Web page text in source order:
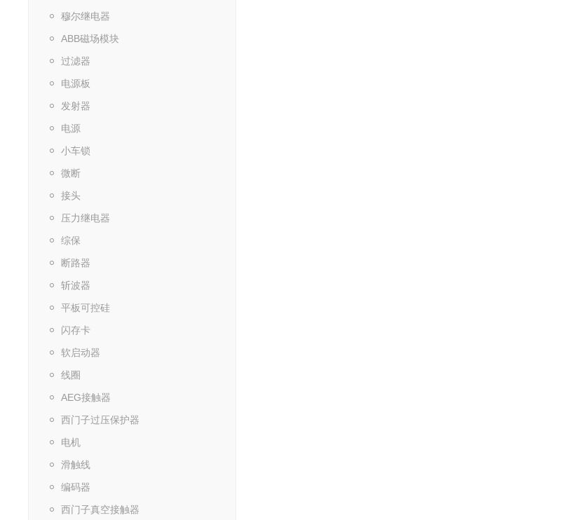
穆尔继电器
ABB磁场模块
过滤器
电源板
发射器
电源
小车锁
微断
接头
压力继电器
综保
断路器
斩波器
平板可控硅
闪存卡
软启动器
线圈
AEG接触器
西门子过压保护器
电机
滑触线
编码器
西门子真空接触器